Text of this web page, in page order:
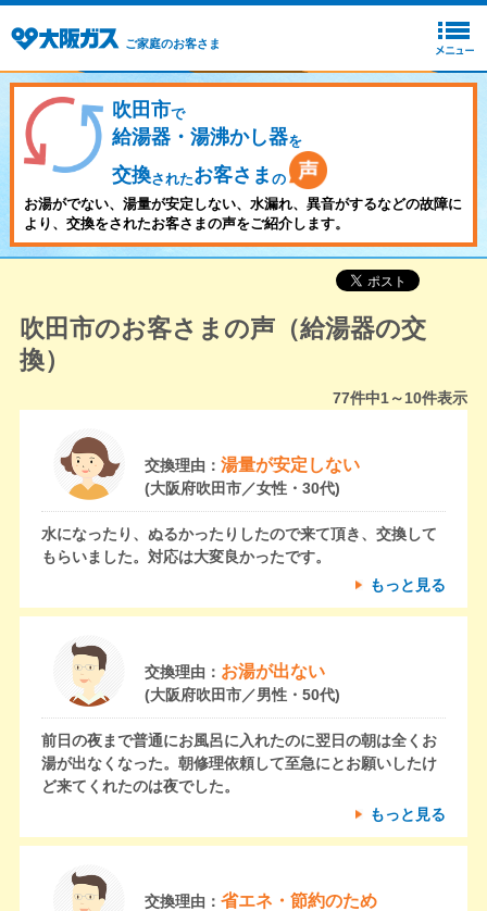
ご家庭のお客さま
吹田市で
給湯器・湯沸かし器を
交換されたお客さま の
お湯がでない、湯量が安定しない、水漏れ、異音がするなどの故障に
より、交換をされたお客さまの声をご紹介します。
吹田市のお客さまの声（給湯器の交
換）
77件中1～10件表示
交換理由： 湯量が安定しない
(大阪府吹田市／女性・30代)
水になったり、ぬるかったりしたので来て頂き、交換して
もらいました。対応は大変良かったです。
もっと見る
交換理由： お湯が出ない
(大阪府吹田市／男性・50代)
前日の夜まで普通にお風呂に入れたのに翌日の朝は全くお
湯が出なくなった。朝修理依頼して至急にとお願いしたけ
ど来てくれたのは夜でした。
もっと見る
交換理由： 省エネ・節約のため